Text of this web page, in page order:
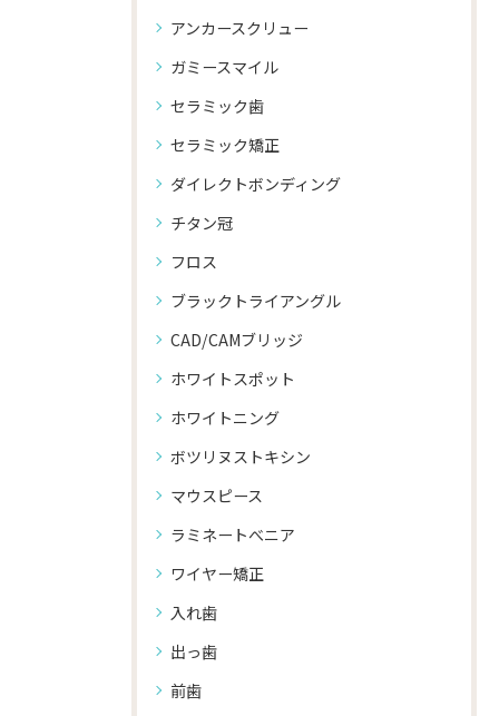
アンカースクリュー
ガミースマイル
セラミック歯
セラミック矯正
ダイレクトボンディング
チタン冠
フロス
ブラックトライアングル
CAD/CAMブリッジ
ホワイトスポット
ホワイトニング
ボツリヌストキシン
マウスピース
ラミネートべニア
ワイヤー矯正
入れ歯
出っ歯
前歯